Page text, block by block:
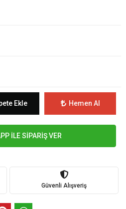
Ekle Hemen Al
İLE SİPARİŞ VER
Güvenli Alışveriş